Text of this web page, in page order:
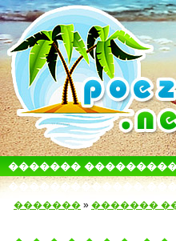
�������
�������������
������� » �������